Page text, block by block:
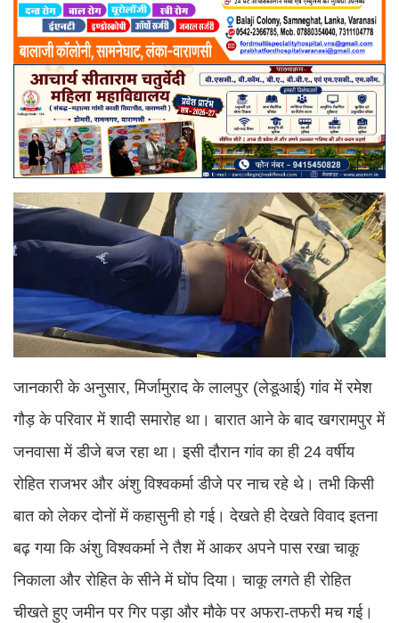
जानकारी के अनुसार, मिर्जामुराद के लालपुर (लेडूआई) गांव में रमेश
गौड़ के परिवार में शादी समारोह था। बारात आने के बाद खगरामपुर में
जनवासा में डीजे बज रहा था। इसी दौरान गांव का ही 24 वर्षीय
रोहित राजभर और अंशु विश्वकर्मा डीजे पर नाच रहे थे। तभी किसी
बात को लेकर दोनों में कहासुनी हो गई। देखते ही देखते विवाद इतना
बढ़ गया कि अंशु विश्वकर्मा ने तैश में आकर अपने पास रखा चाकू
निकाला और रोहित के सीने में घोंप दिया। चाकू लगते ही रोहित
चीखते हुए जमीन पर गिर पड़ा और मौके पर अफरा-तफरी मच गई।